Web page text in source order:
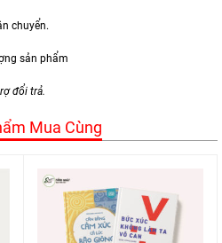
chuyển.
sản phẩm
đổi trả.
Mua Cùng